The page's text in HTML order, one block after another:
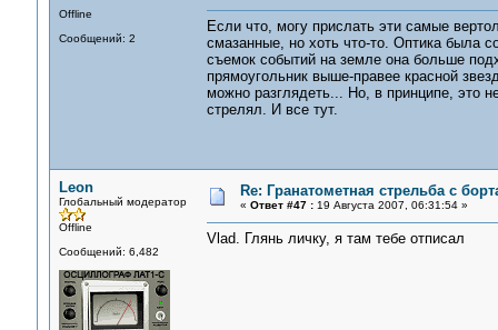
Offline
Сообщений: 2
Если что, могу прислать эти самые
смазанные, но хоть что-то. Оптика была
съемок событий на земле она больше
прямоугольник выше-правее красной
можно разглядеть... Но, в принципе, это
стрелял. И все тут.
Leon
Глобальный модератор
Offline
Сообщений: 6,482
Re: Гранатометная стрельба с
« Ответ #47 :19 Августа 2007, 06:31:54 »
Vlad. Глянь личку, я там тебе отписал